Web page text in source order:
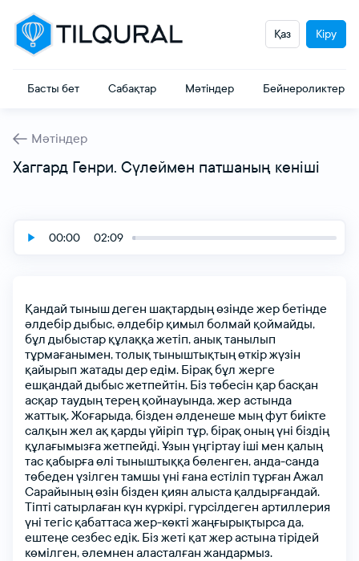
Басты бет Сабақтар Мәтіндер Бейнероликтер
Қаз Кіру
Мәтіндер
Хаггард Генри. Сүлеймен патшаның кеніші
00:00 02:09
Қандай тынышдеген шақтардыңөзінде жербетінде
әлдебірдыбыс,әлдебір қимыл болмай қоймайды,
бұл дыбыстар құлаққажетіп,анықтанылып
тұрмағанымен,толықтыныштықтыңөткіржүзін
қайырып жатады дередім. Бірақбұл жерге
ешқандай дыбысжетпейтін. Бізтөбесін қарбасқан
асқар таудыңтерең қойнауында,жер астында
жаттық.Жоғарыда,бізден әлденеше мыңфутбиікте
салқын жел ақ қарды үйіріп тұр,бірақоныңүні біздің
құлағымызғажетпейді.Ұзын үңгіртау іші мен қалың
тас қабырғаөлі тыныштыққабөленген,анда-санда
төбеден үзілген тамшы үні ғанаестіліп тұрған Ажал
Сарайыныңөзін бізден қиян алыста қалдырғандай.
Тіпті сатырлаған күн күркірі, гүрсілдеген артиллерия
үні тегіс қабаттасажер-көкті жаңғырықтырсада,
ештеңе сезбеседік. Бізжеті қатжерастынатірідей
көмілген,әлемнен аласталған жандармыз.